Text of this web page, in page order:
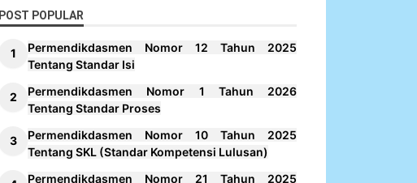
POST POPULAR
Permendikdasmen Nomor 12 Tahun 2025
Tentang Standar Isi
Permendikdasmen Nomor 1 Tahun 2026
Tentang Standar Proses
Permendikdasmen Nomor 10 Tahun 2025
Tentang SKL (Standar Kompetensi Lulusan)
Permendikdasmen Nomor 21 Tahun 2025